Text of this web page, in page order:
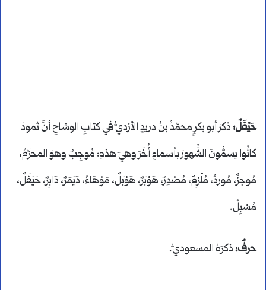
حَيْفَلٌ:ذكرَ أبو بكرٍ محمَّدُ بنُ دريدٍ الأزديُّ في كتابِ الوشاحِ أنَّ ثمودَ
كانُوا يسمُّونَ الشُّهورَ بأسماءٍ أُخَرَ وهيَ هذهِ: مُوجِبٌ وهوَ المحرَّمُ،
مُوجزٌ، مُوردٌ، مُلْزِمٌ، مُصْدِرٌ، هَوْبَرٌ، هَوْبَلٌ، مَوْهَاءُ، دَيْمَرٌ، دَابِرٌ، حَيْفَلٌ،
مُسْبِلٌ.
حرفٌ:ذكرَهُ المسعوديُّ.